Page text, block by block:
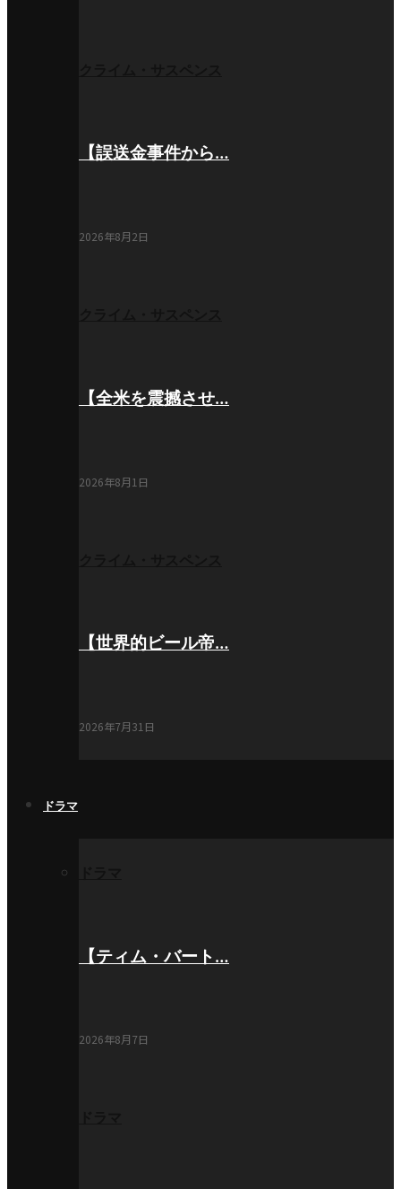
【誤送金事件から…
2026年8月2日
【全米を震撼させ…
2026年8月1日
【世界的ビール帝…
2026年7月31日
ドラマ
【ティム・バート…
2026年8月7日